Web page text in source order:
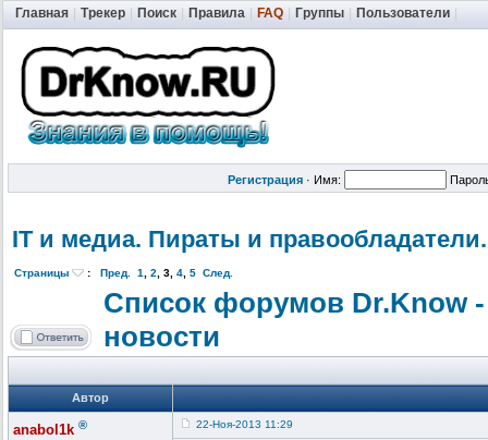
Главная Трекер Поиск Правила FAQ Группы Пользователи
Регистрация · Имя:
IT и медиа. Пираты и правообладат
Страницы : Пред. 1, 2, 3, 4, 5 След.
Список форумов Dr.Know
новости
Автор
anabol1k ® 22-Ноя-2013 11:29